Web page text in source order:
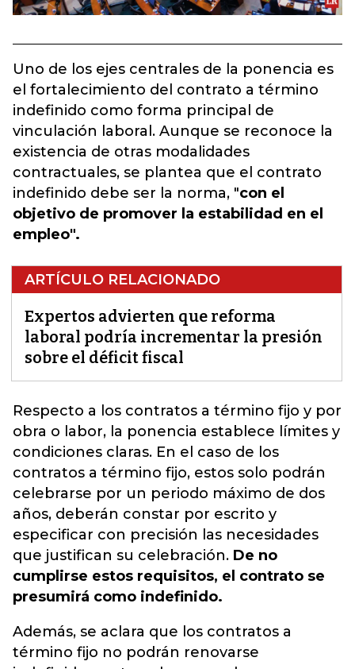
Uno de los ejes centrales de la ponencia es
el fortalecimiento del contrato a término
indefinido como forma principal de
vinculación laboral. Aunque se reconoce la
existencia de otras modalidades
contractuales, se plantea que el contrato
indefinido debe ser la norma, "con el
objetivo de promover la estabilidad en el
empleo".
ARTÍCULO RELACIONADO
Expertos advierten que reforma
laboral podría incrementar la presión
sobre el déficit fiscal
Respecto a los contratos a término fijo y por
obra o labor, la ponencia establece límites y
condiciones claras. En el caso de los
contratos a término fijo, estos solo podrán
celebrarse por un periodo máximo de dos
años, deberán constar por escrito y
especificar con precisión las necesidades
que justifican su celebración. De no
cumplirse estos requisitos, el contrato se
presumirá como indefinido.
Además, se aclara que los contratos a
término fijo no podrán renovarse